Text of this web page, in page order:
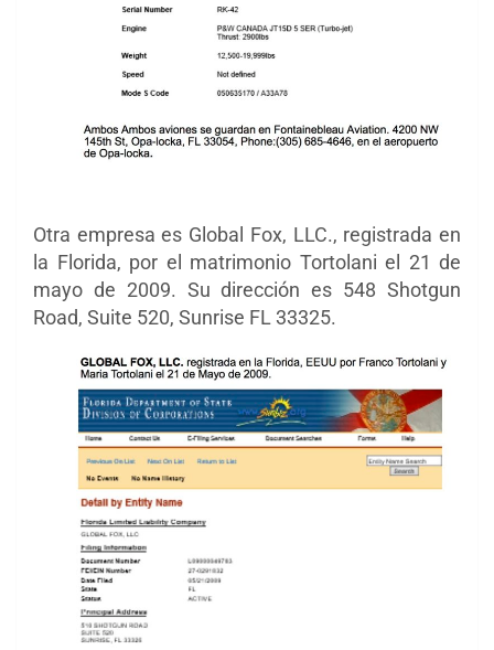
Otra empresa es Global Fox, LLC., registrada en
la Florida, por el matrimonio Tortolani el 21 de
mayo de 2009. Su dirección es 548 Shotgun
Road, Suite 520, Sunrise FL 33325.